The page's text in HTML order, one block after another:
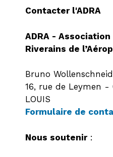
Contacter l'ADRA
ADRA -
Riverains de
Bruno
16, rue de Leymen -
LOUIS
Formulaire de
Nous soutenir: